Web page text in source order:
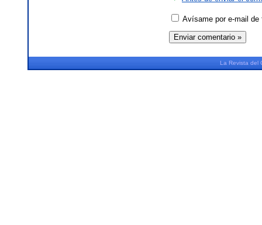
Avísame por e-mail de
La Revista del